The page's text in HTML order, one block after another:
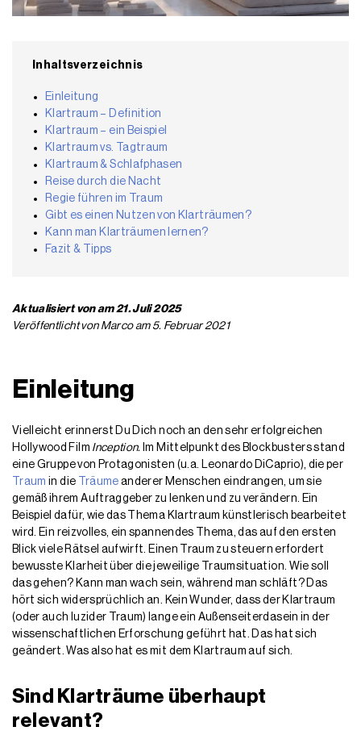
Inhaltsverzeichnis
Einleitung
Klartraum – Definition
Klartraum – ein Beispiel
Klartraum vs. Tagtraum
Klartraum & Schlafphasen
Reise durch die Nacht
Regie führen im Traum
Gibt es einen Nutzen von Klarträumen?
Kann man Klarträumen lernen?
Fazit & Tipps
Aktualisiert von am 21. Juli 2025
Veröffentlicht von Marco am 5. Februar 2021
Einleitung
Vielleicht erinnerst Du Dich noch an den sehr erfolgreichen
Hollywood Film Inception. Im Mittelpunkt des Blockbusters stand
eine Gruppe von Protagonisten (u.a. Leonardo DiCaprio), die per
Traum in die Träume anderer Menschen eindrangen, um sie
gemäß ihrem Auftraggeber zu lenken und zu verändern. Ein
Beispiel dafür, wie das Thema Klartraum künstlerisch bearbeitet
wird. Ein reizvolles, ein spannendes Thema, das auf den ersten
Blick viele Rätsel aufwirft. Einen Traum zu steuern erfordert
bewusste Klarheit über die jeweilige Traumsituation. Wie soll
das gehen? Kann man wach sein, während man schläft? Das
hört sich widersprüchlich an. Kein Wunder, dass der Klartraum
(oder auch luzider Traum) lange ein Außenseiterdasein in der
wissenschaftlichen Erforschung geführt hat. Das hat sich
geändert. Was also hat es mit dem Klartraum auf sich.
Sind Klarträume überhaupt
relevant?